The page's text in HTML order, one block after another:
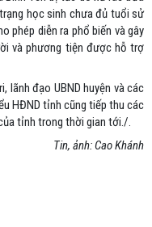
học sinh chưa đủ tuổi sử
phép diễn ra phổ biến và gây
và phương tiện được hỗ trợ
lãnh đạo UBND huyện và các
HĐND tỉnh cũng tiếp thu các
tỉnh trong thời gian tới./.
Tin, ảnh: Cao Khánh